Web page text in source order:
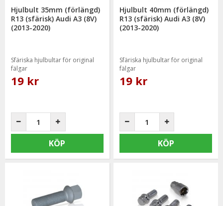
Hjulbult 35mm (förlängd)
R13 (sfärisk) Audi A3 (8V)
(2013-2020)
Sfäriska hjulbultar för original
fälgar
19 kr
KÖP
Hjulbult 40mm (förlängd)
R13 (sfärisk) Audi A3 (8V)
(2013-2020)
Sfäriska hjulbultar för original
fälgar
19 kr
KÖP